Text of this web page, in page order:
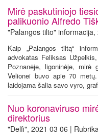
Mirė paskutiniojo
palikuonio Alfredo
"Palangos tilto"
Kaip „Palangos tiltą“
advokatas Feliksas
Poznanėje, ligoninėje, mirė
Velionei buvo apie 70
laidojama šalia savo vyro,
Nuo koronaviruso
direktorius
"Delfi", 2021 03 06 |